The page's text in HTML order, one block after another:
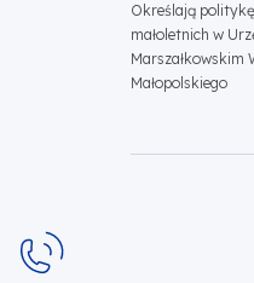
Określają
małoletnich w
Marszałkowskim
Małopolskiego